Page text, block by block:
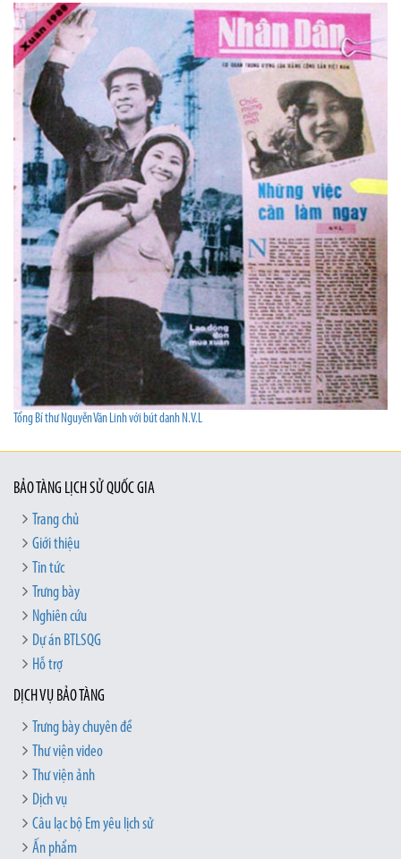
Tổng Bí thư Nguyễn Văn Linh với bút danh N.V.L
BẢO TÀNG LỊCH SỬ QUỐC GIA
Trang chủ
Giới thiệu
Tin tức
Trưng bày
Nghiên cứu
Dự án BTLSQG
Hỗ trợ
DỊCH VỤ BẢO TÀNG
Trưng bày chuyên đề
Thư viện video
Thư viện ảnh
Dịch vụ
Câu lạc bộ Em yêu lịch sử
Ấn phẩm